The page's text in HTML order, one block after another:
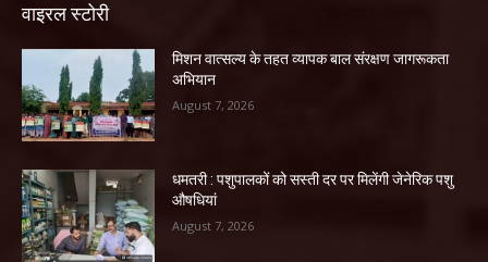
वाइरल स्टोरी
मिशन वात्सल्य के तहत व्यापक बाल संरक्षण जागरूकता
अभियान
August 7, 2026
धमतरी : पशुपालकों को सस्ती दर पर मिलेंगी जेनेरिक पशु
औषधियां
August 7, 2026